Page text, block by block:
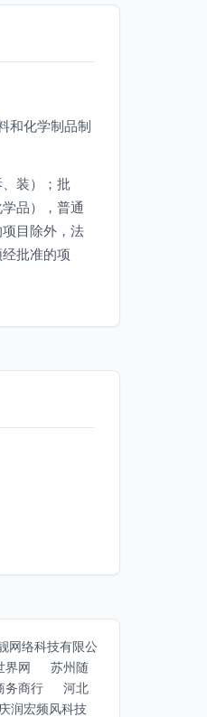
和化学制品制
装）；批
品），普通
目除外，法
批准的项
网络科技有限公
界网
苏州随
务商行
河北
润宏频风科技